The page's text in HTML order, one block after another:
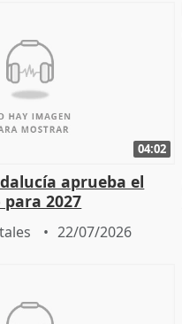
04:02
aprueba el
2027
22/07/2026